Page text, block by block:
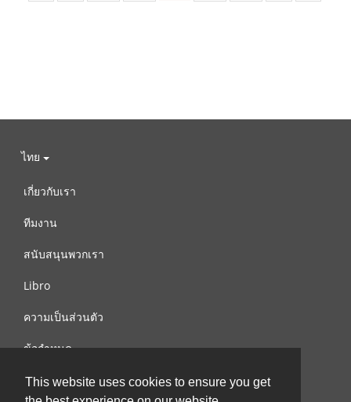
This website uses cookies to ensure you get
ไทย
เกี่ยวกับเรา
ทีมงาน
สนับสนุนพวกเรา
Libro
ความเป็นส่วนตัว
ข้อกำหนด
ติดต่อเรา